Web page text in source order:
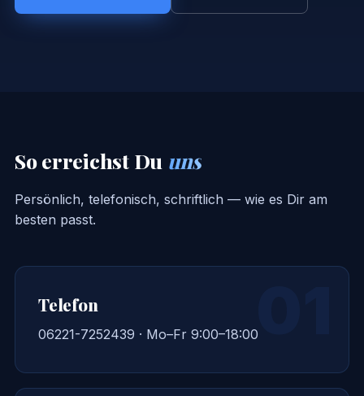
So erreichst Du uns
Persönlich, telefonisch, schriftlich — wie es Dir am
besten passt.
01
Telefon
06221-7252439 · Mo–Fr 9:00–18:00